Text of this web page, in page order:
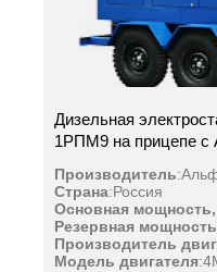
Дизельная
1РПМ9 на прицепе с
Производитель:
Страна:Россия
Основная мощность,
Резервная
Производитель
Модель двигателя: